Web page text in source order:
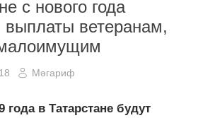
с нового года
выплаты ветеранам,
Мәгариф
года в Татарстане будут